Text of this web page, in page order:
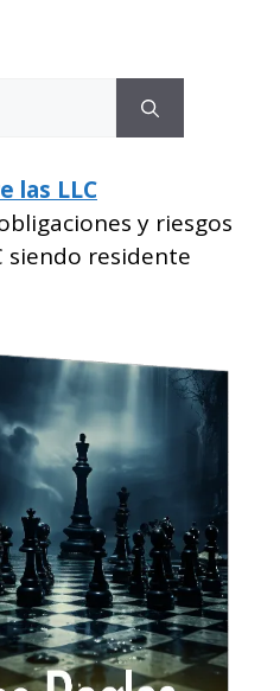
las LLC
y riesgos
siendo residente